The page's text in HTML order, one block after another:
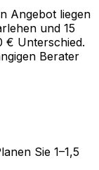
Angebot liegen
und 15
€ Unterschied.
Berater
Sie 1–1,5